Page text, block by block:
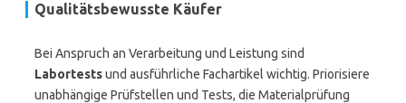
Qualitätsbewusste Käufer
Bei Anspruch an Verarbeitung und Leistung sind
Labortestsund ausführliche Fachartikel wichtig. Priorisiere
unabhängige Prüfstellen und Tests, die Materialprüfung